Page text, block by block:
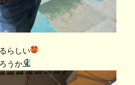
らしい
うか